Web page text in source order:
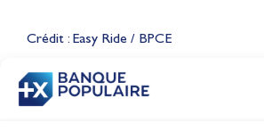
Crédit : Easy Ride / BPCE
CONTENU
Jeux Olympiques 2028